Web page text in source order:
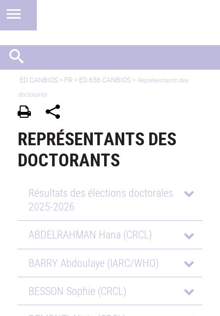
ED CANBIOS > FR > ED 656 CANBIOS > Représentants des
doctorants
REPRÉSENTANTS DES
DOCTORANTS
Résultats des élections doctorales
2025-2026
ABDELRAHMAN Hana (CRCL)
BARRY Abdoulaye (IARC/WHO)
BESSON Sophie (CRCL)